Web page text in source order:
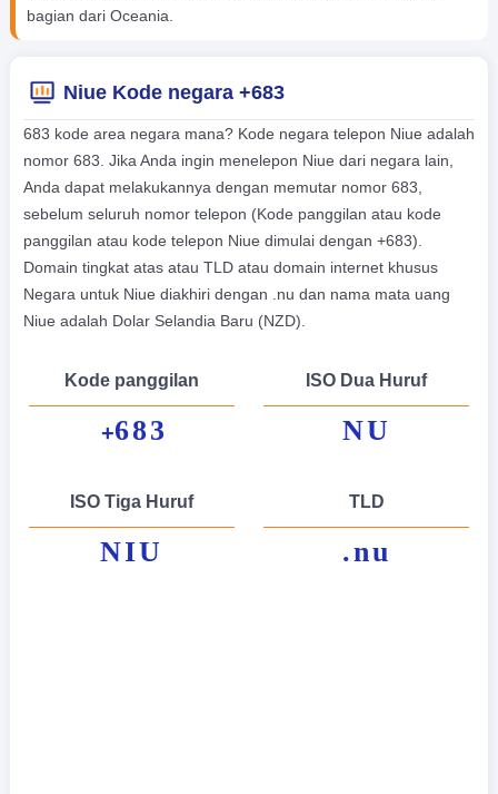
bagian dari Oceania.
Niue Kode negara +683
683 kode area negara mana? Kode negara telepon Niue adalah
nomor 683. Jika Anda ingin menelepon Niue dari negara lain,
Anda dapat melakukannya dengan memutar nomor 683,
sebelum seluruh nomor telepon (Kode panggilan atau kode
panggilan atau kode telepon Niue dimulai dengan +683).
Domain tingkat atas atau TLD atau domain internet khusus
Negara untuk Niue diakhiri dengan .nu dan nama mata uang
Niue adalah Dolar Selandia Baru (NZD).
Kode panggilan
+683
ISO Dua Huruf
NU
ISO Tiga Huruf
NIU
TLD
.nu